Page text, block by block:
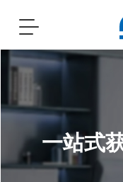
Toggle
一站式